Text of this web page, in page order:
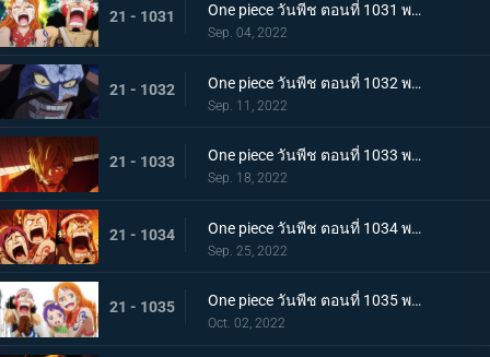
21 - 1031 One piece วันพีช ตอนที่ 1031 พากย์ไทย นามิตะโกนสุดเสียง เดธเรซแบบจนตรอก
Sep. 04, 2022
21 - 1032 One piece วันพีช ตอนที่ 1032 พากย์ไทย รุ่งอรุณของแคว้นวะ ทุกด้านประจันหน้าสุดเดือด
Sep. 11, 2022
21 - 1033 One piece วันพีช ตอนที่ 1033 พากย์ไทย ชี้ขาด หมัดราชันย์เร่งความเร็วของลูฟี่
Sep. 18, 2022
21 - 1034 One piece วันพีช ตอนที่ 1034 พากย์ไทย ลูฟี่พ่ายแพ้! กลุ่มหมวกฟางตกที่นั่งลำบาก
Sep. 25, 2022
21 - 1035 One piece วันพีช ตอนที่ 1035 พากย์ไทย ร้อยอสูรเหยียบย่ำ สิ้นสมัยตระกูลโคสึกิ
Oct. 02, 2022